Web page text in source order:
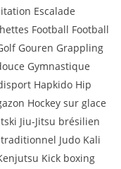
Escalade
Football Football
Gouren Grappling
Gymnastique
Hapkido Hip
Hockey sur glace
Jiu-Jitsu brésilien
traditionnel Judo Kali
Kick boxing